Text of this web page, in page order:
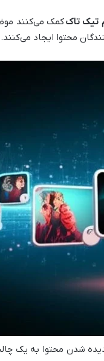
تیک تاککمک می‌کنند
محتوا ایجاد می‌کنند.
دیده شدن محتوا به